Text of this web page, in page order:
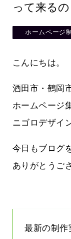
って来るの
ホームページ
こんにちは。
酒田市・鶴岡
ホームページ
ニゴロデザイ
今日もブログ
ありがとうご
最新の制作
より利
って